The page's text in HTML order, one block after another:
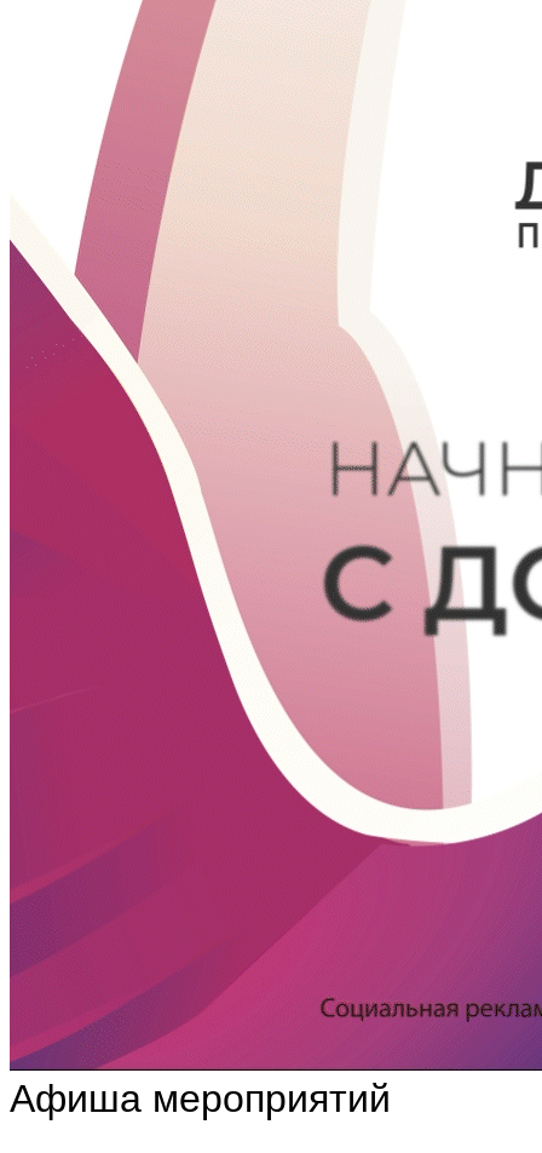
Афиша мероприятий